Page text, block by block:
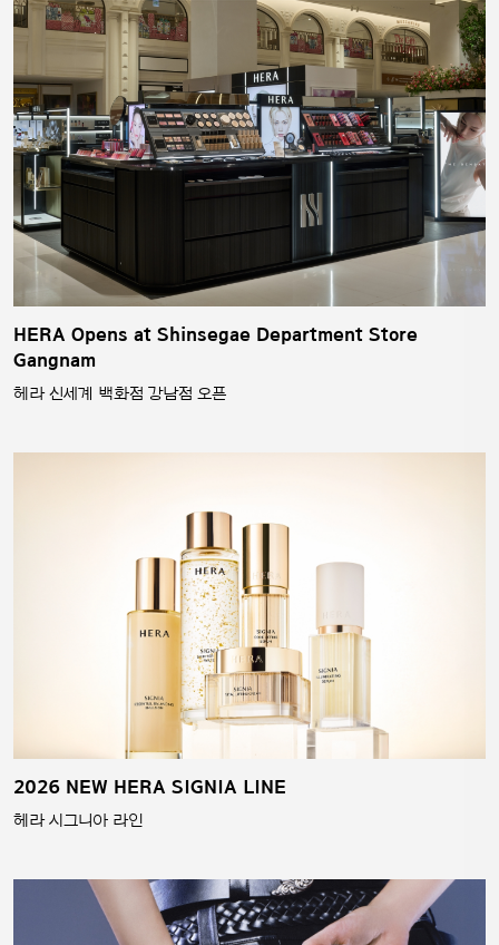
HERA Opens at Shinsegae Department Store
Gangnam
헤라 신세계 백화점 강남점 오픈
2026 NEW HERA SIGNIA LINE
헤라 시그니아 라인